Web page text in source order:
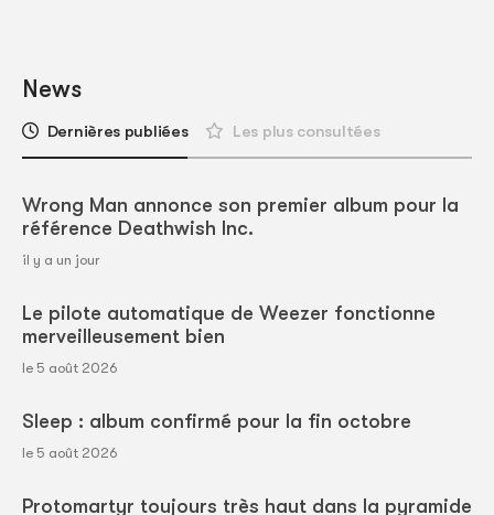
News
Dernières publiées Les plus consultées
Wrong Man annonce son premier album pour la
référence Deathwish Inc.
il y a un jour
Le pilote automatique de Weezer fonctionne
merveilleusement bien
le 5 août 2026
Sleep : album confirmé pour la fin octobre
le 5 août 2026
Protomartyr toujours très haut dans la pyramide